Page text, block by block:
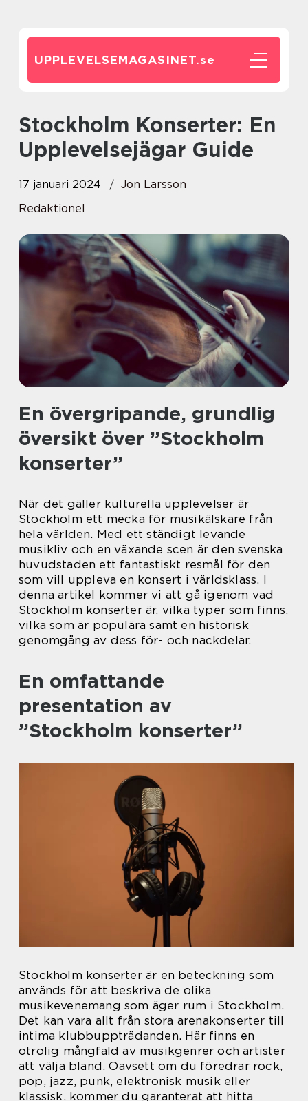
UPPLEVELSEMAGASINET.se
Stockholm Konserter: En
Upplevelsejägar Guide
17 januari 2024
Jon Larsson
Redaktionel
En övergripande, grundlig
översikt över ”Stockholm
konserter”
När det gäller kulturella upplevelser är
Stockholm ett mecka för musikälskare från
hela världen. Med ett ständigt levande
musikliv och en växande scen är den svenska
huvudstaden ett fantastiskt resmål för den
som vill uppleva en konsert i världsklass. I
denna artikel kommer vi att gå igenom vad
Stockholm konserter är, vilka typer som finns,
vilka som är populära samt en historisk
genomgång av dess för- och nackdelar.
En omfattande
presentation av
”Stockholm konserter”
Stockholm konserter är en beteckning som
används för att beskriva de olika
musikevenemang som äger rum i Stockholm.
Det kan vara allt från stora arenakonserter till
intima klubbuppträdanden. Här finns en
otrolig mångfald av musikgenrer och artister
att välja bland. Oavsett om du föredrar rock,
pop, jazz, punk, elektronisk musik eller
klassisk, kommer du garanterat att hitta